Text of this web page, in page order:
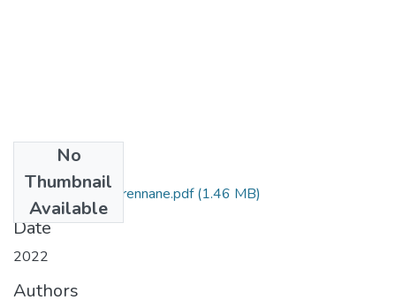
No
Thumbnail
Available
tesi Mouloud Bourennane.pdf(1.46 MB)
Date
2022
Authors